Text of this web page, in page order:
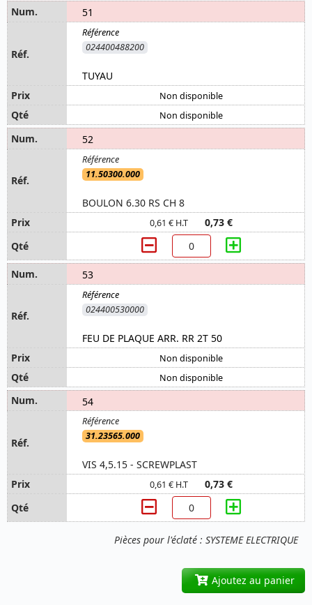
Pièces pour l'éclaté : SYSTEME ELECTRIQUE
51
024400488200
TUYAU
Non disponible
Non disponible
52
11.50300.000
BOULON 6.30 RS CH 8
0,61 € H.T 0,73 €
53
024400530000
FEU DE PLAQUE ARR. RR 2T 50
Non disponible
Non disponible
54
31.23565.000
VIS 4,5.15 - SCREWPLAST
0,61 € H.T 0,73 €
Ajoutez au panier